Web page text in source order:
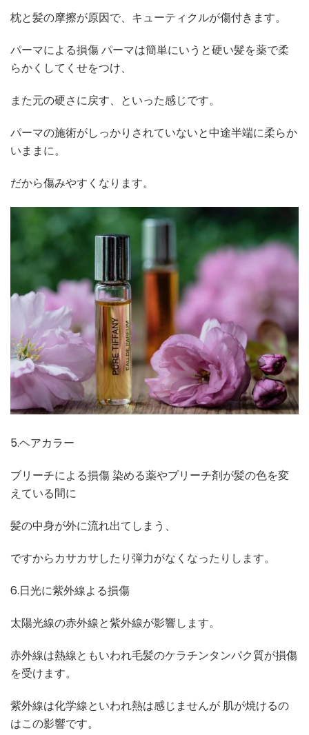
枕と髪の摩擦が原因で、キューティクルが傷付きます。
パーマによる損傷 パーマは簡単にいうと硬い髪を薬で柔
らかくしてくせをつけ、
また元の硬さに戻す、といった感じです。
パーマの施術がしっかりされていないと中途半端に柔らか
いままに。
だから傷みやすくなります。
5.ヘアカラー
ブリーチによる損傷 染める薬やブリーチ剤が髪の色を変
えている間に
髪の中身が外に流れ出てしまう、
ですからカサカサしたり弾力がなくなったりします。
6.日光に紫外線よる損傷
太陽光線の赤外線と紫外線が影響します。
赤外線は熱線ともいわれ毛髪のケラチンタンパク質が損傷
を受けます。
紫外線は化学線といわれ熱は感じませんが 肌が焼けるの
はこの影響です。